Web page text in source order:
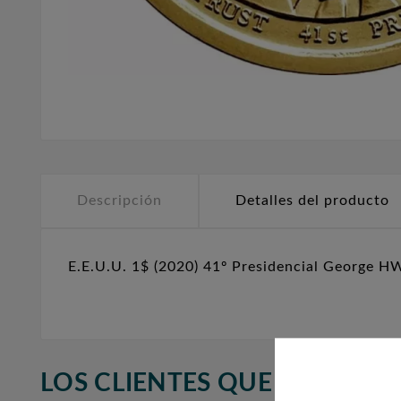
Descripción Detalles del producto
E.E.U.U. 1$ (2020) 41º Presidencial George
LOS CLIENTES QUE